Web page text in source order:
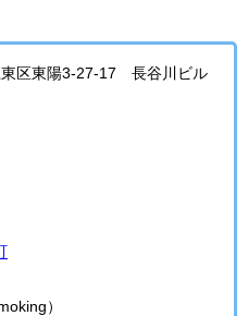
区東陽3-27-17 長谷川ビル
）